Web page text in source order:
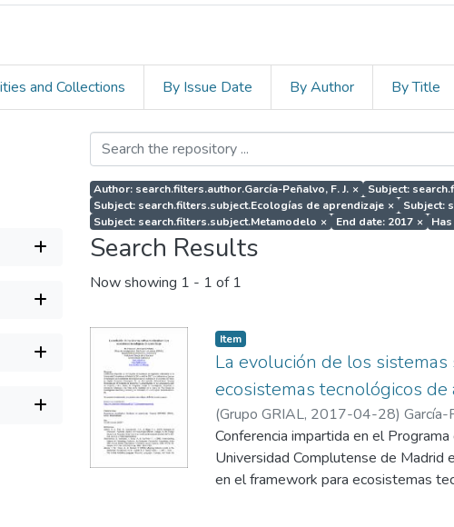
and Collections By Issue Date By Author By Title
Author: search.filters.author.García-Peñalvo, F. J. × Subject:
Subject: search.filters.subject.Ecologías de aprendizaje × Subject:
Subject: search.filters.subject.Metamodelo × End date: 2017 ×
Search Results
Now showing 1 - 1 of 1
Item
La evolución de los
ecosistemas tecnológicos de
(Grupo GRIAL, 2017-04-28)García-
Conferencia impartida en el
Universidad Complutense de
en el framework para ecosistemas